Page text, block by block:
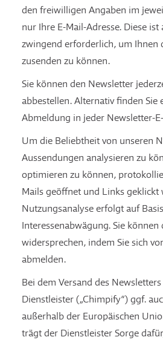
den freiwilligen Angaben im
nur Ihre E-Mail-Adresse. Diese
zwingend erforderlich, um Ihnen
zusenden zu können.
Sie können den Newsletter
abbestellen. Alternativ finden Sie
Abmeldung in jeder Newsletter-
Um die Beliebtheit von unseren
Aussendungen analysieren zu
optimieren zu können,
Mails geöffnet und Links geklickt
Nutzungsanalyse erfolgt auf
Interessenabwägung. Sie
widersprechen, indem Sie sich
abmelden.
Bei dem Versand des
Dienstleister („Chimpify“) ggf.
außerhalb der Europäischen
trägt der Dienstleister Sorge